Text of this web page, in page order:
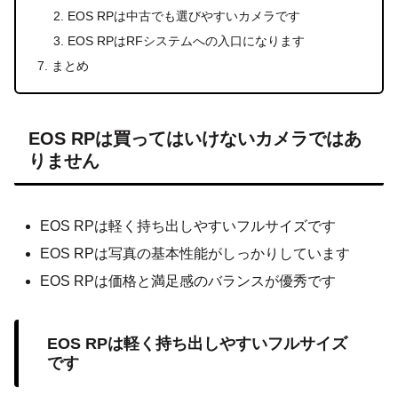
EOS RPは中古でも選びやすいカメラです
EOS RPはRFシステムへの入口になります
まとめ
EOS RPは買ってはいけないカメラではあ
りません
EOS RPは軽く持ち出しやすいフルサイズです
EOS RPは写真の基本性能がしっかりしています
EOS RPは価格と満足感のバランスが優秀です
EOS RPは軽く持ち出しやすいフルサイズ
です